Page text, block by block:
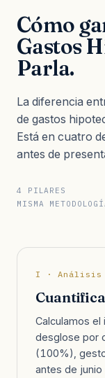
Cómo
Gastos
Parla.
La diferencia
de gastos
Está en cuatro
antes de
4 PILARES
MISMA
I · Análisis
Calculamos
desglose por
(100%),
antes de